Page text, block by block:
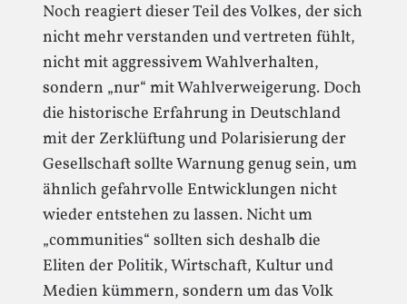
Noch reagiert dieser Teil des Volkes, der sich
nicht mehr verstanden und vertreten fühlt,
nicht mit aggressivem Wahlverhalten,
sondern „nur“ mit Wahlverweigerung. Doch
die historische Erfahrung in Deutschland
mit der Zerklüftung und Polarisierung der
Gesellschaft sollte Warnung genug sein, um
ähnlich gefahrvolle Entwicklungen nicht
wieder entstehen zu lassen. Nicht um
„communities“ sollten sich deshalb die
Eliten der Politik, Wirtschaft, Kultur und
Medien kümmern, sondern um das Volk